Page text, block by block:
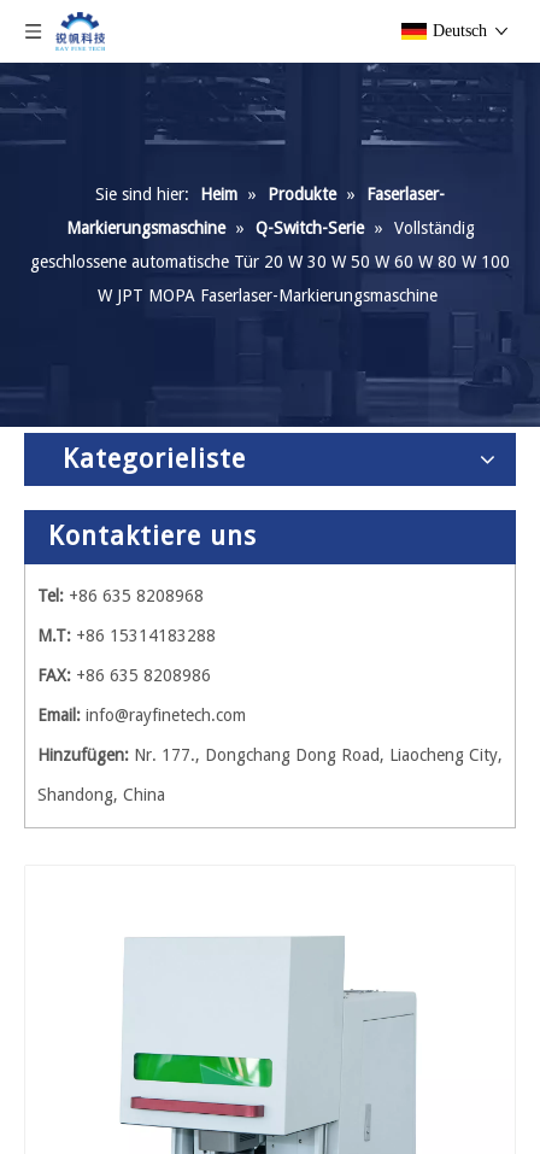
Deutsch
Sie sind hier: Heim » Produkte »
Faserlaser-
Markierungsmaschine » Q-Switch-Serie »
Vollständig
geschlossene automatische Tür 20 W 30 W 50 W 60 W 80 W 100
W JPT MOPA Faserlaser-Markierungsmaschine
Kategorieliste
Kontaktiere uns
Tel: +86 635 8208968
M.T: +86 15314183288
FAX: +86 635 8208986
Email: info@rayfinetech.com
Hinzufügen: Nr. 177., Dongchang Dong Road, Liaocheng City,
Shandong, China